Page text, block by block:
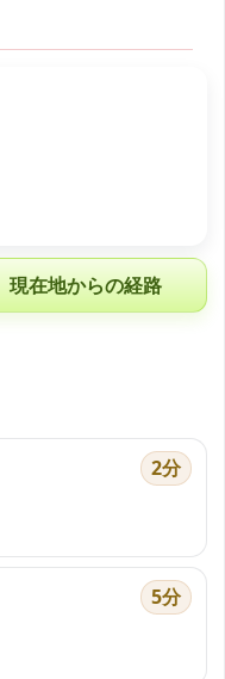
現在地からの経路
2分
5分